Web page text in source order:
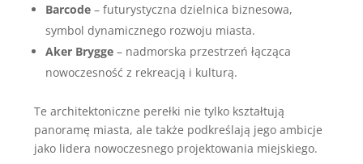
Barcode – futurystyczna dzielnica biznesowa,
symbol dynamicznego rozwoju miasta.
Aker Brygge – nadmorska przestrzeń łącząca
nowoczesność z rekreacją i kulturą.
Te architektoniczne perełki nie tylko kształtują
panoramę miasta, ale także podkreślają jego ambicje
jako lidera nowoczesnego projektowania miejskiego.